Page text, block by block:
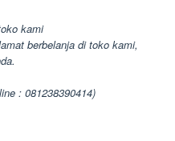
kami
berbelanja di toko kami,
: 081238390414)